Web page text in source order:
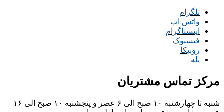
تلگرام
واتس اپ
اینستاگرام
فیسبوک
روبیکا
بله
مرکز تماس مشتریان
شنبه تا چهارشنبه ۱۰ صبح الی ۶ عصر و پنجشنبه ۱۰ صبح الی ۱۶